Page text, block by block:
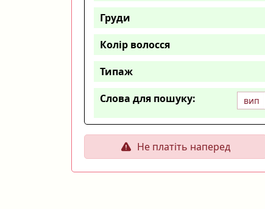
Груди
Колір волосся
Типаж
Слова для пошуку:
вип
Не платіть наперед